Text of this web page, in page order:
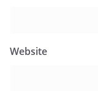
Website